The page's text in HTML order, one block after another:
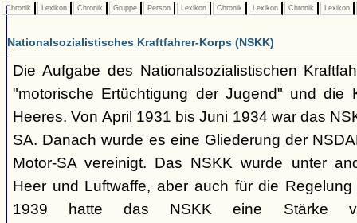
Chronik Lexikon Chronik Gruppe Person Lexikon Chronik Lexikon Chronik Lexikon
Nationalsozialistisches Kraftfahrer-Korps (NSKK)
Die Aufgabe des Nationalsozialistischen
"motorische Ertüchtigung der Jugend" und die
Heeres. Von April 1931 bis Juni 1934 war das
SA. Danach wurde es eine Gliederung der
Motor-SA vereinigt. Das NSKK wurde unter
Heer und Luftwaffe, aber auch für die
1939 hatte das NSKK eine Stärke